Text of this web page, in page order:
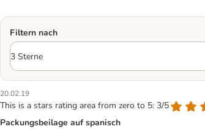
Filtern nach
20.02.19
This is a stars rating area from zero to 5: 3/5
Packungsbeilage auf spanisch